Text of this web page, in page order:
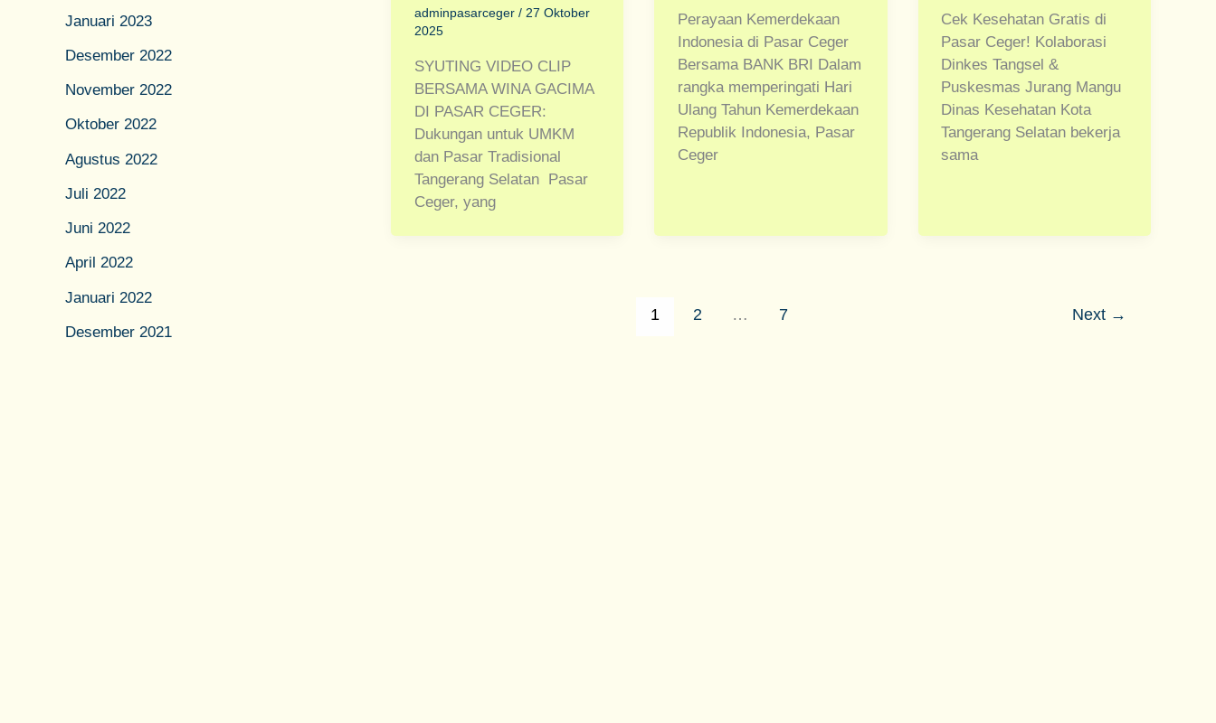
Januari 2023
Desember 2022
November 2022
Oktober 2022
Agustus 2022
Juli 2022
Juni 2022
April 2022
Januari 2022
Desember 2021
adminpasarceger / 27 Oktober
2025
SYUTING VIDEO CLIP
BERSAMA WINA GACIMA
DI PASAR CEGER:
Dukungan untuk UMKM
dan Pasar Tradisional
Tangerang Selatan Pasar
Ceger, yang
Perayaan Kemerdekaan
Indonesia di Pasar Ceger
Bersama BANK BRI Dalam
rangka memperingati Hari
Ulang Tahun Kemerdekaan
Republik Indonesia, Pasar
Ceger
Cek Kesehatan Gratis di
Pasar Ceger! Kolaborasi
Dinkes Tangsel &
Puskesmas Jurang Mangu
Dinas Kesehatan Kota
Tangerang Selatan bekerja
sama
1 2 … 7 Next →